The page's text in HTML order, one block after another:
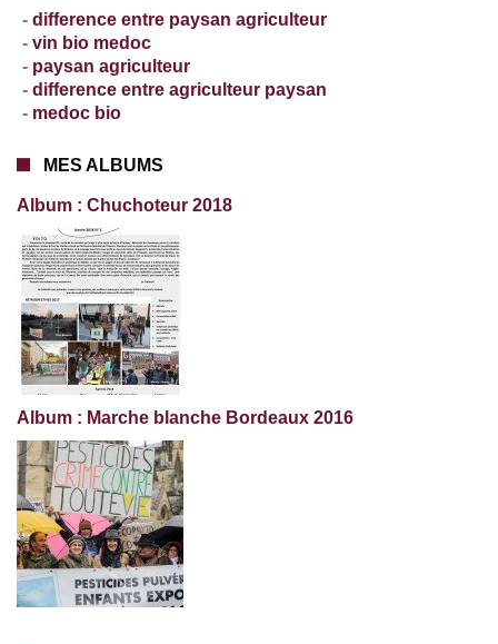
- difference entre paysan agriculteur
- vin bio medoc
- paysan agriculteur
- difference entre agriculteur paysan
- medoc bio
MES ALBUMS
Album : Chuchoteur 2018
Album : Marche blanche Bordeaux 2016